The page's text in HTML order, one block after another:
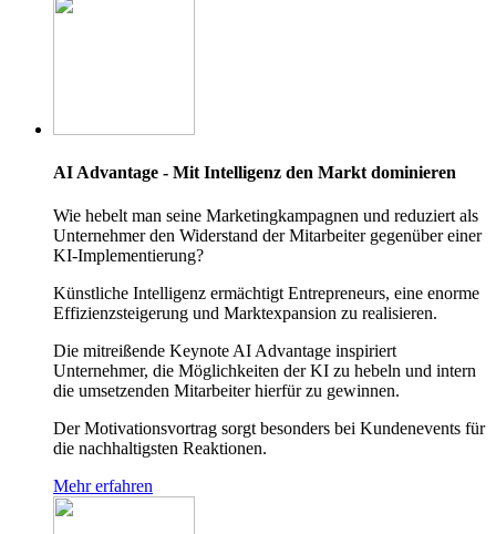
AI Advantage - Mit Intelligenz den Markt dominieren
Wie hebelt man seine Marketingkampagnen und reduziert als
Unternehmer den Widerstand der Mitarbeiter gegenüber einer
KI-Implementierung?
Künstliche Intelligenz ermächtigt Entrepreneurs, eine enorme
Effizienzsteigerung und Marktexpansion zu realisieren.
Die mitreißende Keynote AI Advantage inspiriert
Unternehmer, die Möglichkeiten der KI zu hebeln und intern
die umsetzenden Mitarbeiter hierfür zu gewinnen.
Der Motivationsvortrag sorgt besonders bei Kundenevents für
die nachhaltigsten Reaktionen.
Mehr erfahren